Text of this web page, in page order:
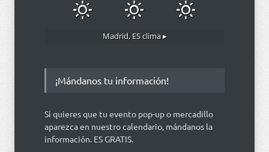
Madrid, ESclima ▸
¡Mándanos tu información!
Si quieres que tu evento pop-up o mercadillo
aparezca en nuestro calendario, mándanos la
información. ES GRATIS.